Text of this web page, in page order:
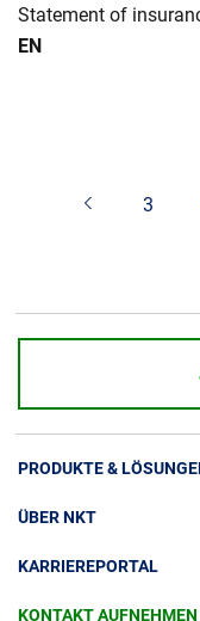
Statement of
EN
3
PRODUKTE &
Hochspannung
Kabelgarnituren
Mittelspannungskabel
ÜBER NKT
News & Presse
Unsere Geschichte
KARRIEREPORTAL
KONTAKT AUFNEHMEN